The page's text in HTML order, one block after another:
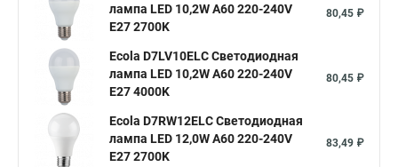
лампа LED 10,2W A60 220-240V
E27 2700K
80,45 ₽
Ecola D7LV10ELC Светодиодная
лампа LED 10,2W A60 220-240V
E27 4000K
80,45 ₽
Ecola D7RW12ELC Светодиодная
лампа LED 12,0W A60 220-240V
E27 2700K
83,49 ₽